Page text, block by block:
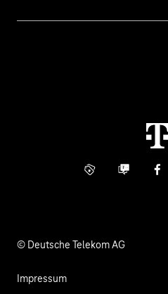
Rechnung
Info ServiceBusiness
© Deutsche Telekom AG
Impressum